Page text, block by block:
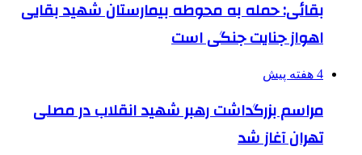
بقائی: حمله به محوطه بیمارستان شهید بقایی
اهواز جنایت جنگی است
4 هفته پیش
مراسم بزرگداشت رهبر شهید انقلاب در مصلی
تهران آغاز شد